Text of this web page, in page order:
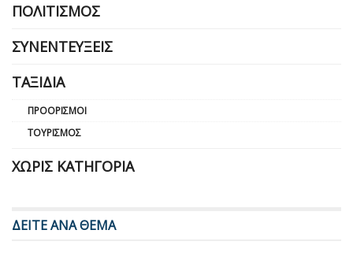
ΠΟΛΙΤΙΣΜΌΣ
ΣΥΝΕΝΤΕΎΞΕΙΣ
ΤΑΞΊΔΙΑ
ΠΡΟΟΡΙΣΜΟΊ
ΤΟΥΡΙΣΜΌΣ
ΧΩΡΊΣ ΚΑΤΗΓΟΡΊΑ
ΔΕΙΤΕ ΑΝΑ ΘΕΜΑ